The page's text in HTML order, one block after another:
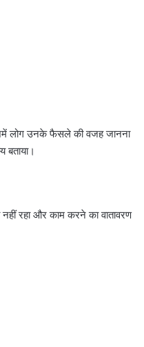
लोग उनके फैसले की वजह जानना
बताया।
रहा और काम करने का वातावरण